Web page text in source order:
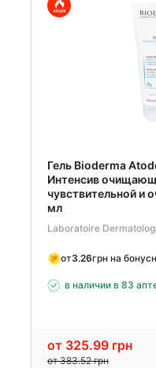
Гель Bioderma
Интенсив
чувствительной и
мл
Laboratoire
от3.26грн на
в наличии в 83
от 325.99 грн
от 383.52грн